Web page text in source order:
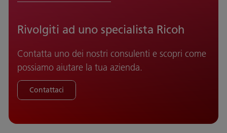
Rivolgiti ad uno specialista Ricoh
Contatta uno dei nostri consulenti e scopri come
possiamo aiutare la tua azienda.
Contattaci